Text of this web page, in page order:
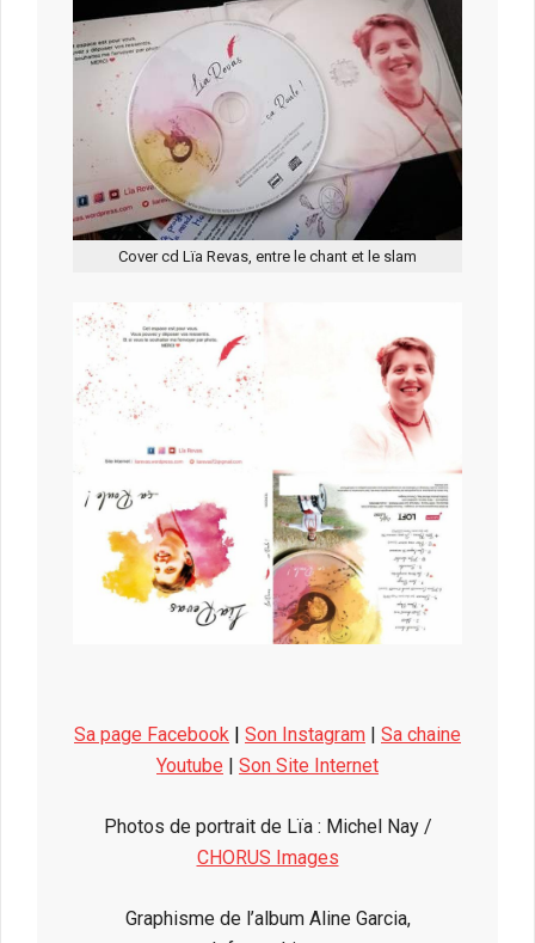
Cover cd Lïa Revas, entre le chant et le slam
Sa page Facebook Son Instagram
Sa chaine
Youtube
Son Site Internet
Photos de portrait de Lïa : Michel Nay /
CHORUS Images
Graphisme de l’album Aline Garcia,